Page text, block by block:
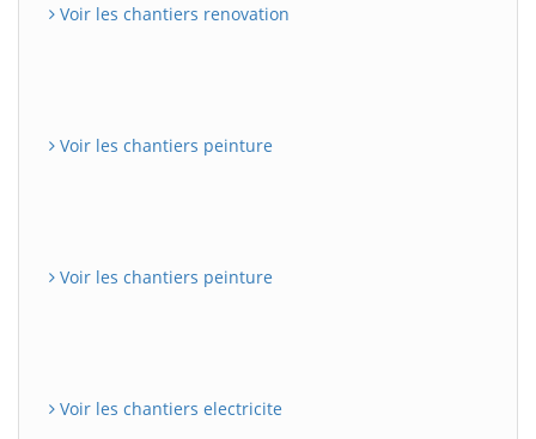
Voir les chantiers renovation
Voir les chantiers peinture
Voir les chantiers peinture
Voir les chantiers electricite